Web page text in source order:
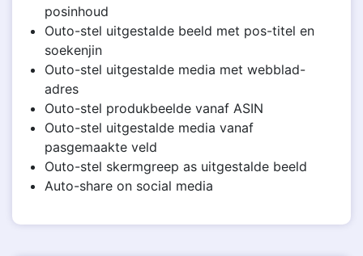
posinhoud
Outo-stel uitgestalde beeld met pos-titel en
soekenjin
Outo-stel uitgestalde media met webblad-
adres
Outo-stel produkbeelde vanaf ASIN
Outo-stel uitgestalde media vanaf
pasgemaakte veld
Outo-stel skermgreep as uitgestalde beeld
Auto-share on social media